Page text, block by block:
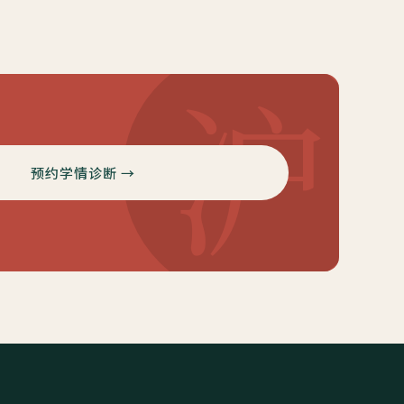
沪
预约学情诊断 →